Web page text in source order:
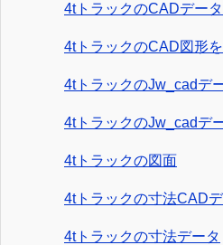
4tトラックのCADデー
4tトラックのCAD図形
4tトラックのJw_cadデ
4tトラックのJw_cadデ
4tトラックの図面
4tトラックの寸法CAD
4tトラックの寸法データ